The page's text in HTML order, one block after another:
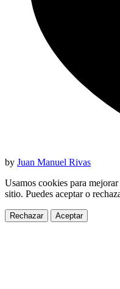
by Juan Manuel Rivas
Usamos cookies para
sitio. Puedes aceptar o
Rechazar Aceptar